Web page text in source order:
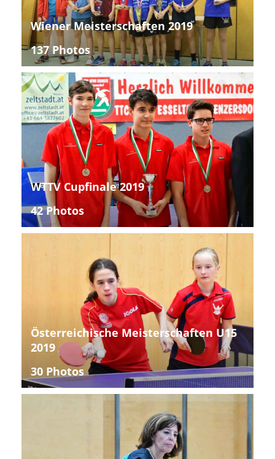
Wiener Meisterschaften 2019
137 Photos
WTTV Cupfinale 2019
42 Photos
Österreichische Meisterschaften U15
2019
30 Photos